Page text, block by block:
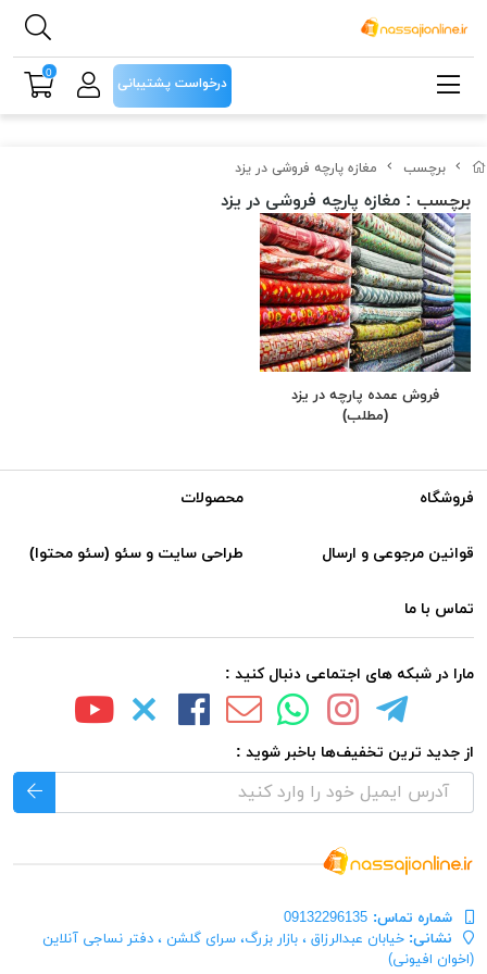
برچسب مغازه پارچه فروشی در یزد
برچسب : مغازه پارچه فروشی در یزد
فروش عمده پارچه در یزد
(مطلب)
فروشگاه محصولات
قوانین مرجوعی و ارسال طراحی سایت و سئو (سئو محتوا)
تماس با ما
مارا در شبکه های اجتماعی دنبال کنید :
از جدید ترین تخفیف‌ها باخبر شوید :
شماره تماس‌: 09132296135
نشانی: خیابان عبدالرزاق ، بازار بزرگ، سرای گلشن ، دفتر نساجی آنلاین
(اخوان افیونی)
درخواست پشتیبانی
0